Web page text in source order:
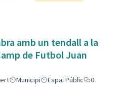
amb un tendall a la
de Futbol Juan
Municipi Espai Públic
0